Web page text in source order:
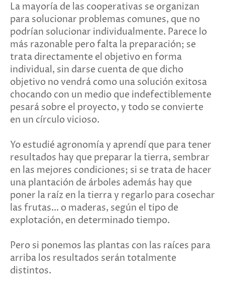
La mayoría de las cooperativas se organizan
para solucionar problemas comunes, que no
podrían solucionar individualmente. Parece lo
más razonable pero falta la preparación; se
trata directamente el objetivo en forma
individual, sin darse cuenta de que dicho
objetivo no vendrá como una solución exitosa
chocando con un medio que indefectiblemente
pesará sobre el proyecto, y todo se convierte
en un círculo vicioso.
Yo estudié agronomía y aprendí que para tener
resultados hay que preparar la tierra, sembrar
en las mejores condiciones; si se trata de hacer
una plantación de árboles además hay que
poner la raíz en la tierra y regarlo para cosechar
las frutas... o maderas, según el tipo de
explotación, en determinado tiempo.
Pero si ponemos las plantas con las raíces para
arriba los resultados serán totalmente
distintos.